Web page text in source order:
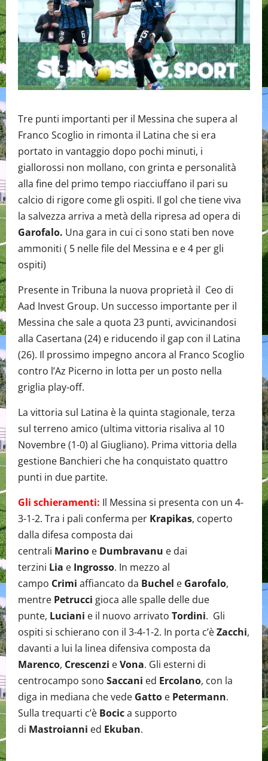
Tre punti importanti per il Messina che supera al
Franco Scoglio in rimonta il Latina che si era
portato in vantaggio dopo pochi minuti, i
giallorossi non mollano, con grinta e personalità
alla fine del primo tempo riacciuffano il pari su
calcio di rigore come gli ospiti. Il gol che tiene viva
la salvezza arriva a metà della ripresa ad opera di
Garofalo. Una gara in cui ci sono stati ben nove
ammoniti ( 5 nelle file del Messina e e 4 per gli
ospiti)
Presente in Tribuna la nuova proprietà il Ceo di
Aad Invest Group. Un successo importante per il
Messina che sale a quota 23 punti, avvicinandosi
alla Casertana (24) e riducendo il gap con il Latina
(26). Il prossimo impegno ancora al Franco Scoglio
contro l’Az Picerno in lotta per un posto nella
griglia play-off.
La vittoria sul Latina è la quinta stagionale, terza
sul terreno amico (ultima vittoria risaliva al 10
Novembre (1-0) al Giugliano). Prima vittoria della
gestione Banchieri che ha conquistato quattro
punti in due partite.
Gli schieramenti: Il Messina si presenta con un 4-
3-1-2. Tra i pali conferma per Krapikas, coperto
dalla difesa composta dai
centrali Marino e Dumbravanu e dai
terzini Lia e Ingrosso. In mezzo al
campo Crimi affiancato da Buchel e Garofalo,
mentre Petrucci gioca alle spalle delle due
punte, Luciani e il nuovo arrivato Tordini. Gli
ospiti si schierano con il 3-4-1-2. In porta c’èZacchi,
davanti a lui la linea difensiva composta da
Marenco, Crescenzi eVona. Gli esterni di
centrocampo sono Saccani ed Ercolano, con la
diga in mediana che vede Gatto e Petermann.
Sulla trequarti c’è Bocica supporto
di Mastroianni ed Ekuban.